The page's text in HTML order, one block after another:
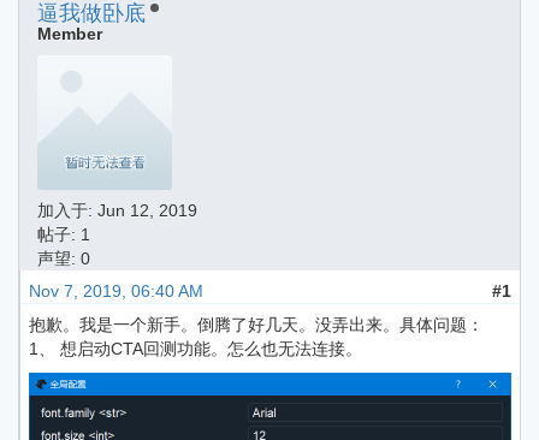
逼我做卧底
Member
加入于: Jun 12, 2019
帖子: 1
声望: 0
Nov 7, 2019, 06:40 AM
#1
抱歉。我是一个新手。倒腾了好几天。没弄出来。具体问题：
1、 想启动CTA回测功能。怎么也无法连接。